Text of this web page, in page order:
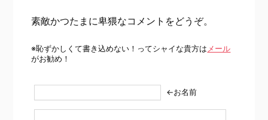
素敵かつたまに卑猥なコメントをどうぞ。
※恥ずかしくて書き込めない！ってシャイな貴方は メール
がお勧め！
←お名前